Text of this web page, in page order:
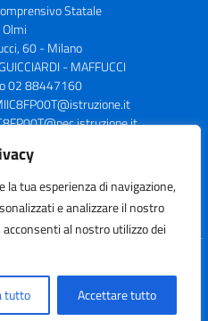
la tua esperienza di navigazione,
e analizzare il nostro
al nostro utilizzo dei
tutto Accettare tutto
Statale
60 - Milano
- MAFFUCCI
02 88447160